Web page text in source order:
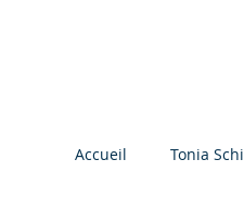
Accueil Tonia